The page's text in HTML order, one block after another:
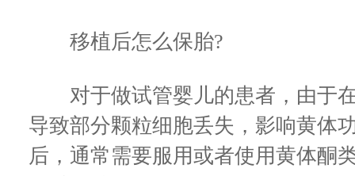
移植后怎么保胎?
对于做试管婴儿的患者，由于在
导致部分颗粒细胞丢失，影响黄体
后，通常需要服用或者使用黄体酮